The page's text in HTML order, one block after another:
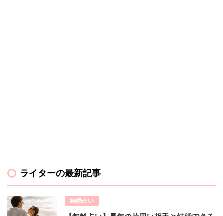
ライターの最新記事
結婚占い